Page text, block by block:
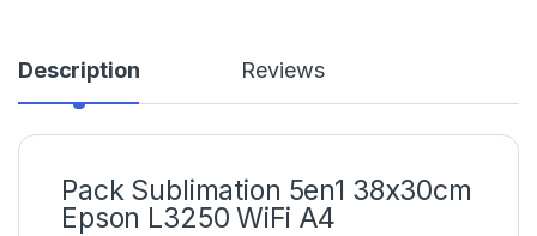
Description Reviews
Pack Sublimation 5en1 38x30cm
Epson L3250 WiFi A4